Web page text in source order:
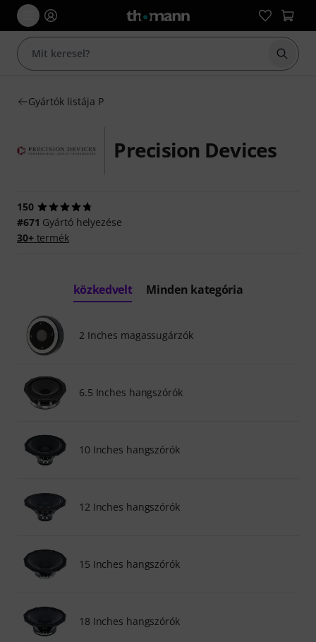
Gyártók listája P
Precision Devices
150
#671 Gyártó helyezése
30+termék
közkedvelt Minden kategória
2 Inches magassugárzók
6.5 Inches hangszórók
10 Inches hangszórók
12 Inches hangszórók
15 Inches hangszórók
18 Inches hangszórók